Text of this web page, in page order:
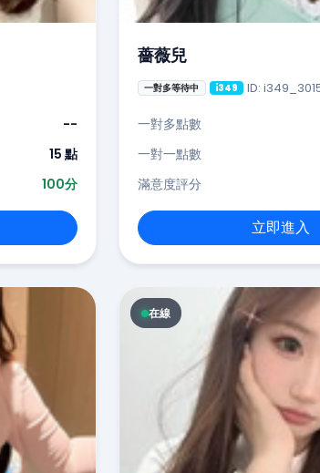
--
15 點
100分
薔薇兒
一對多等待中 i349 ID:
一對多點數
一對一點數
滿意度評分
立即進入
在線